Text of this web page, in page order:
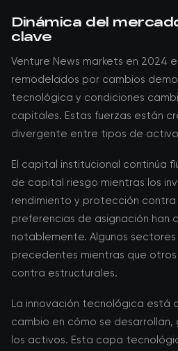
Dinámica del
clave
Venture News markets en 2024
remodelados por cambios
tecnológica y condiciones
capitales. Estas fuerzas están
divergente entre tipos de
El capital institucional continúa
de capital riesgo mientras los
rendimiento y protección contra
preferencias de asignación han
notablemente. Algunos
precedentes mientras que
contra estructurales.
La innovación tecnológica está
cambio en cómo se
los activos. Esta capa